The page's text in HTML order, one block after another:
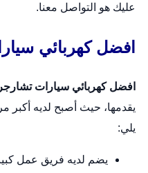
عليك هو التواصل معنا.
افضل كهربائي
افضل كهربائي سيارات تشارجر
يقدمها، حيث أصبح لديه أكبر
يلي:
يضم لديه فريق عمل